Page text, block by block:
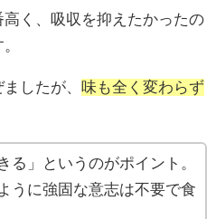
く、吸収を抑えたかったの
したが、 味も全く変わらず
る」というのがポイント。
うに強固な意志は不要で食